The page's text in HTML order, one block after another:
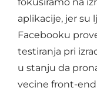
aplikacije, jer su
Facebooku
testiranja pri
u stanju da
vecine front-end